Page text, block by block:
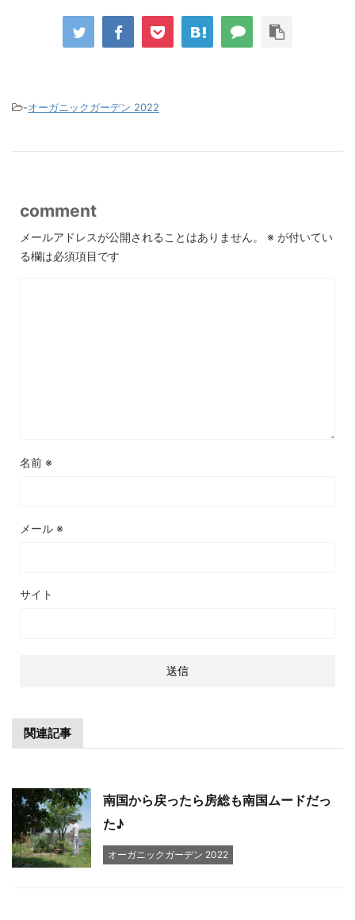
-オーガニックガーデン 2022
comment
メールアドレスが公開されることはありません。 ※ が付いてい
る欄は必須項目です
名前 ※
メール ※
サイト
関連記事
南国から戻ったら房総も南国ムードだっ
た♪
オーガニックガーデン 2022